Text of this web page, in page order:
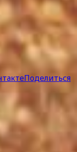
Поделиться